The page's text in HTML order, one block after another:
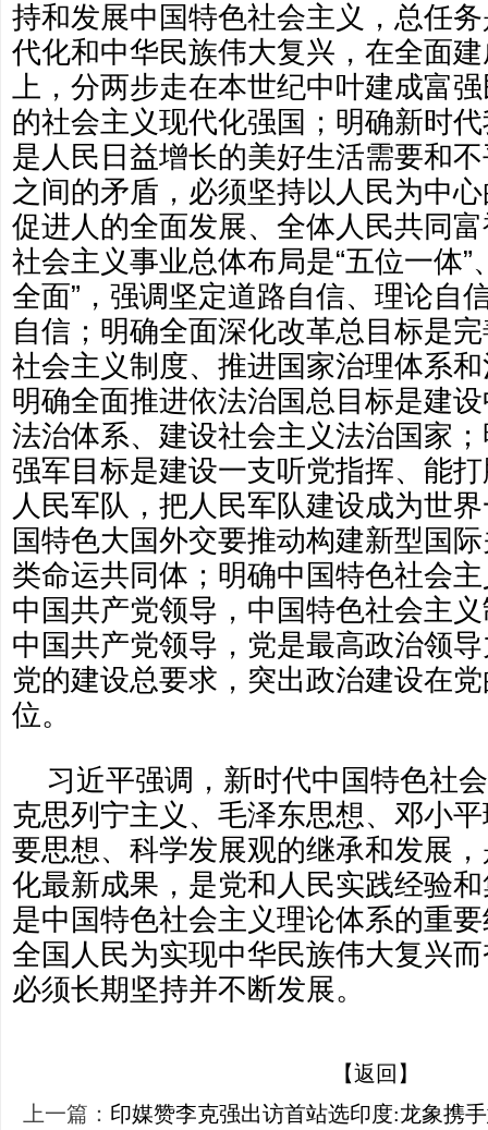
持和发展中国特色社会主义，总任
代化和中华民族伟大复兴，在全面
上，分两步走在本世纪中叶建成富
的社会主义现代化强国；明确新时
是人民日益增长的美好生活需要和
之间的矛盾，必须坚持以人民为中
促进人的全面发展、全体人民共同
社会主义事业总体布局是“五位一体”
全面”，强调坚定道路自信、理论自
自信；明确全面深化改革总目标是
社会主义制度、推进国家治理体系
明确全面推进依法治国总目标是建
法治体系、建设社会主义法治国家
强军目标是建设一支听党指挥、能
人民军队，把人民军队建设成为世
国特色大国外交要推动构建新型国
类命运共同体；明确中国特色社会
中国共产党领导，中国特色社会主
中国共产党领导，党是最高政治领
党的建设总要求，突出政治建设在
位。
习近平强调，新时代中国特色社
克思列宁主义、毛泽东思想、邓小平
要思想、科学发展观的继承和发展
化最新成果，是党和人民实践经验
是中国特色社会主义理论体系的重
全国人民为实现中华民族伟大复兴
必须长期坚持并不断发展。
【返回】
上一篇： 印媒赞李克强出访首站选印度:龙象携